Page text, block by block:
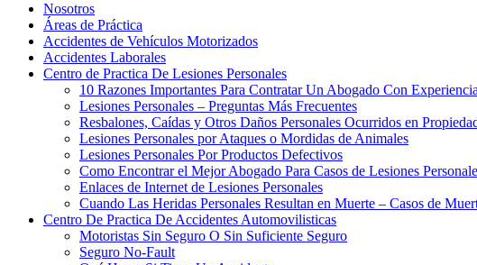
Nosotros
Áreas de Práctica
Accidentes de Vehículos Motorizados
Accidentes Laborales
Centro de Practica De Lesiones Personales
10 Razones Importantes Para Contratar Un Abogado Con
Lesiones Personales – Preguntas Más Frecuentes
Resbalones, Caídas y Otros Daños Personales Ocurridos en
Lesiones Personales por Ataques o Mordidas de Animales
Lesiones Personales Por Productos Defectivos
Como Encontrar el Mejor Abogado Para Casos de Lesiones
Enlaces de Internet de Lesiones Personales
Cuando Las Heridas Personales Resultan en Muerte – Casos de
Centro De Practica De Accidentes Automovilisticas
Motoristas Sin Seguro O Sin Suficiente Seguro
Seguro No-Fault